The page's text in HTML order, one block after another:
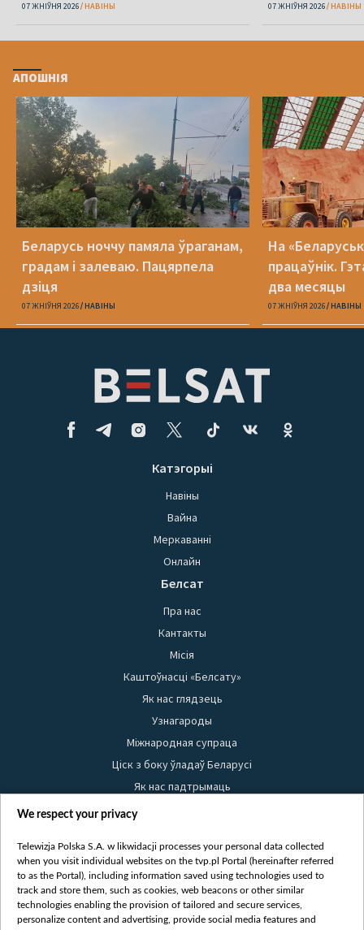
07 ЖНІЎНЯ 2026 НАВІНЫ 07 ЖНІЎНЯ 2026 НАВІНЫ
АПОШНІЯ
Беларусь ноччу памяла ўраганам,
градам і залеваю. Пацярпела
дзіця
07 ЖНІЎНЯ 2026 НАВІНЫ
На
працаўнік.
два месяцы
07 ЖНІЎНЯ 2026 НАВІНЫ
Катэгорыі
Навіны
Вайна
Меркаванні
Онлайн
Белсат
Пра нас
Кантакты
Місія
Каштоўнасці «Белсату»
Як нас глядзець
Узнагароды
Міжнародная супраца
Ціск з боку ўладаў Беларусі
Як нас падтрымаць
Правілы выкарыстання матэрыялаў
Бяспека
Youtube
Белсат news
Белсат Shorts
We respect your privacy
Telewizja Polska S.A. w likwidacji processes your personal data collected
when you visit individual websites on the tvp.pl Portal (hereinafter referred
to as the Portal), including information saved using technologies used to
track and store them, such as cookies, web beacons or other similar
technologies enabling the provision of tailored and secure services,
personalize content and advertising, provide social media features and